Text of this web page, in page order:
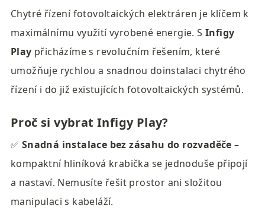
Chytré řízení fotovoltaických elektráren je klíčem k
maximálnímu využití vyrobené energie. S Infigy
Play přicházíme s revolučním řešením, které
umožňuje rychlou a snadnou doinstalaci chytrého
řízení i do již existujících fotovoltaických systémů.
Proč si vybrat Infigy Play?
✅ Snadná instalace bez zásahu do rozvaděče –
kompaktní hliníková krabička se jednoduše připojí
a nastaví. Nemusíte řešit prostor ani složitou
manipulaci s kabeláží.